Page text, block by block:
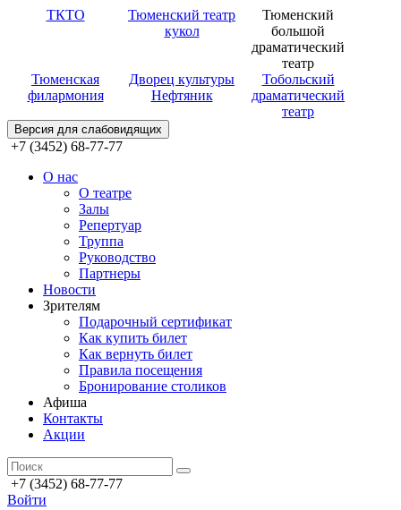
ТКТО
Тюменский театр
кукол
Тюменский
большой
драматический
театр
Тюменская
филармония
Дворец культуры
Нефтяник
Тобольский
драматический
театр
Версия для слабовидящих
+7 (3452) 68-77-77
О нас
О театре
Залы
Репертуар
Труппа
Руководство
Партнеры
Новости
Зрителям
Подарочный сертификат
Как купить билет
Как вернуть билет
Правила посещения
Бронирование столиков
Афиша
Контакты
Акции
+7 (3452) 68-77-77
Войти